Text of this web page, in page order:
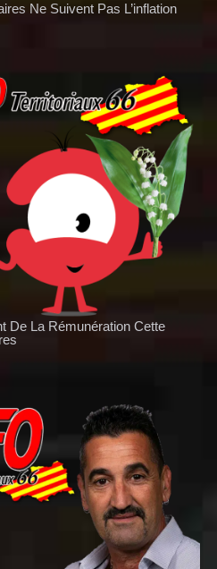
Ne Suivent Pas L’inflation
De La Rémunération Cette